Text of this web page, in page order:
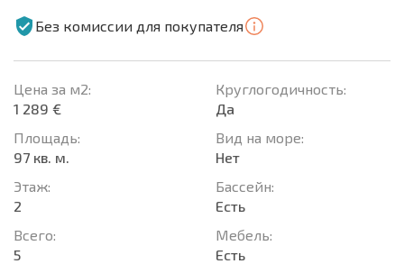
Без комиссии для покупателя
Цена за м2:
1 289 €
Площадь:
97 кв. м.
Этаж:
2
Всего:
5
Круглогодичность:
Да
Вид на море:
Нет
Басcейн:
Есть
Мебель:
Есть